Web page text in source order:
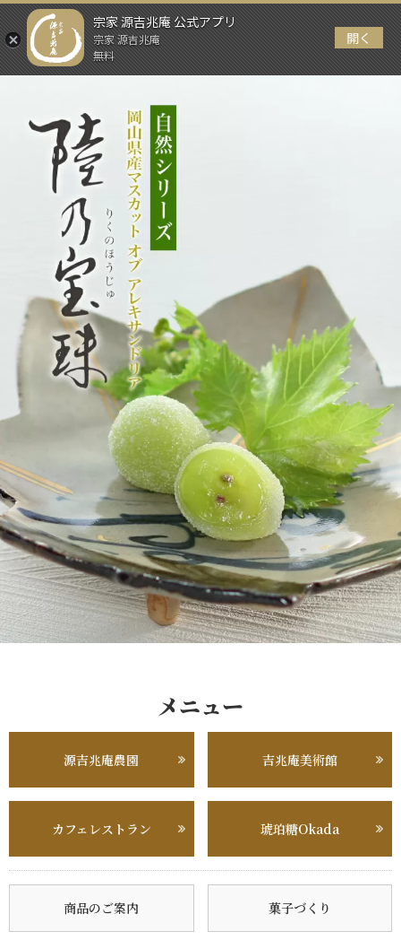
宗家 源吉兆庵 公式アプリ
宗家 源吉兆庵
無料
開く
メニュー
メニュー
源吉兆庵農園 吉兆庵美術館
カフェレストラン 琥珀糖Okada
商品のご案内 菓子づくり